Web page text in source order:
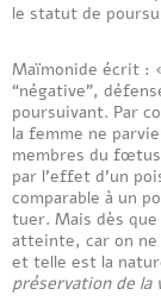
le statut de
Maïmonide écrit :
“négative”,
poursuivant. Par
la femme ne
membres du
par l’effet d’un
comparable à un
tuer. Mais dès
atteinte, car on ne
et telle est la
préservation de la